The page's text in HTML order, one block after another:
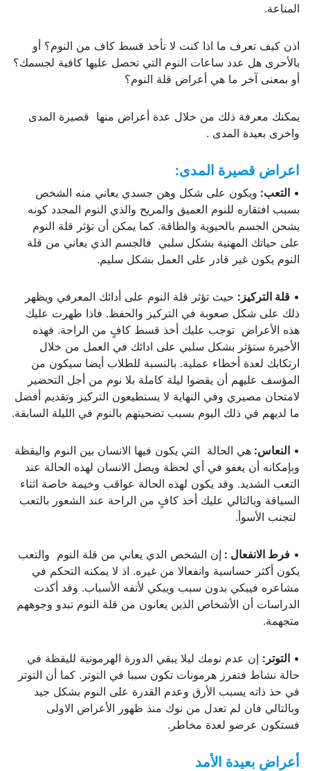
المناعة.
اذن كيف تعرف ما اذا كنت لا تأخذ قسط كاف من النوم؟ أو
بالأحرى هل عدد ساعات النوم التي تحصل عليها كافية لجسمك؟
أو بمعنى آخر ما هي أعراض قلة النوم؟
يمكنك معرفة ذلك من خلال عدة أعراض منها قصيرة المدى
واخرى بعيدة المدى .
اعراض قصيرة المدى:
• التعب: ويكون على شكل وهن جسدي يعاني منه الشخص
بسبب افتقاره للنوم العميق والمريح والذي النوم المجدد كونه
يشحن الجسم بالحيوية والطاقة. كما يمكن أن تؤثر قلة النوم
على حياتك المهنية بشكل سلبي فالجسم الذي يعاني من قلة
النوم يكون غير قادر على العمل بشكل سليم.
• قلة التركيز : حيث تؤثر قلة النوم على أدائك المعرفي ويظهر
ذلك على شكل صعوبة في التركيز والحفظ. فاذا ظهرت عليك
هذه الأعراض توجب عليك أخذ قسط كافٍ من الراحة. فهذه
الأخيرة ستؤثر بشكل سلبي على ادائك في العمل من خلال
ارتكابك لعدة أخطاء عملية. بالنسبة للطلاب أيضا سيكون من
المؤسف عليهم أن يقضوا ليلة كاملة بلا نوم من أجل التحضير
لامتحان مصيري وفي النهاية لا يستطيعون التركيز وتقديم أفضل
ما لديهم في ذلك اليوم بسبب تضحيتهم بالنوم في الليلة السابقة.
• النعاس: هي الحالة التي يكون فيها الانسان بين النوم واليقظة
وبإمكانه أن يغفو في أي لحظة ويصل الانسان لهذه الحالة عند
التعب الشديد. وقد يكون لهذه الحالة عواقب وخيمة خاصة اثناء
السياقة وبالتالي عليك أخذ كافٍ من الراحة عند الشعور بالتعب
لتجنب الأسوأ.
• فرط الانفعال : إن الشخص الدي يعاني من قلة النوم والتعب
يكون أكثر حساسية وانفعالا من غيره. اذ لا يمكنه التحكم في
مشاعره فيبكي بدون سبب ويبكي لأتفه الأسباب. وقد أكدت
الدراسات أن الأشخاص الذين يعانون من قلة النوم تبدو وجوههم
متجهمة.
• التوتر : إن عدم نومك ليلا يبقي الدورة الهرمونية لليقظة في
حالة نشاط فتفرز هرمونات تكون سببا في التوتر. كما أن التوتر
في حذ ذاته يسبب الأرق وعدم القدرة على النوم بشكل جيد
وبالتالي فان لم تعدل من نوك منذ ظهور الأعراض الاولى
فستكون عرضو لعدة مخاطر.
أعراض بعيدة الأمد